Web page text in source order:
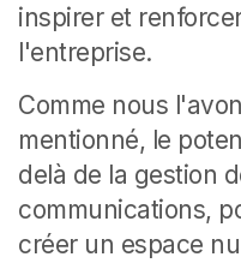
inspirer et
l'entreprise.
Comme nous
mentionné, le
delà de la gestion
communications,
créer un espace